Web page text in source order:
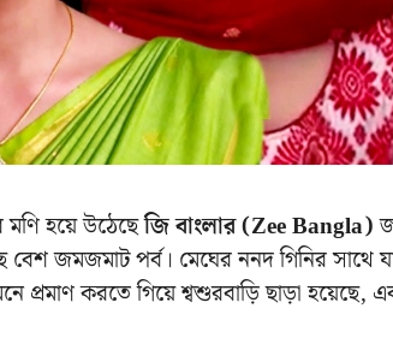
মণি হয়ে উঠেছেজি বাংলার (Zee Bangla)
বেশ জমজমাট পর্ব। মেঘের ননদ গিনির সাথে
করতে গিয়ে শ্বশুরবাড়ি ছাড়া হয়েছে,